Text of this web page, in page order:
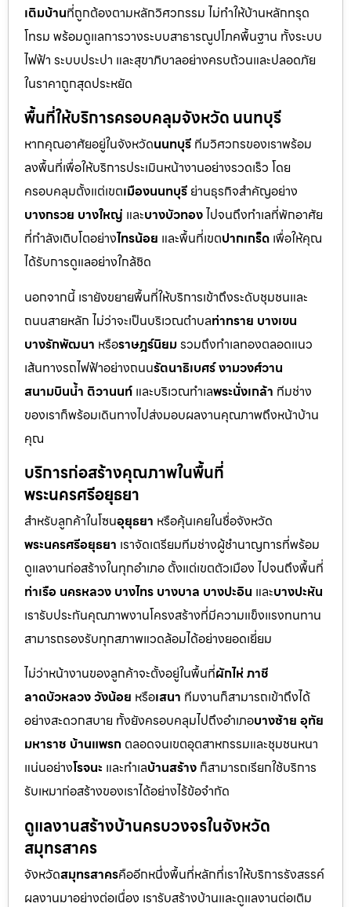
เติมบ้านที่ถูกต้องตามหลักวิศวกรรม ไม่ทำให้บ้านหลักทรุด
โทรม พร้อมดูแลการวางระบบสาธารณูปโภคพื้นฐาน ทั้งระบบ
ไฟฟ้า ระบบประปา และสุขาภิบาลอย่างครบถ้วนและปลอดภัย
ในราคาถูกสุดประหยัด
พื้นที่ให้บริการครอบคลุมจังหวัด นนทบุรี
หากคุณอาศัยอยู่ในจังหวัดนนทบุรี ทีมวิศวกรของเราพร้อม
ลงพื้นที่เพื่อให้บริการประเมินหน้างานอย่างรวดเร็ว โดย
ครอบคลุมตั้งแต่เขตเมืองนนทบุรี ย่านธุรกิจสำคัญอย่าง
บางกรวย บางใหญ่ และบางบัวทองไปจนถึงทำเลที่พักอาศัย
ที่กำลังเติบโตอย่างไทรน้อย และพื้นที่เขตปากเกร็ด เพื่อให้คุณ
ได้รับการดูแลอย่างใกล้ชิด
นอกจากนี้ เรายังขยายพื้นที่ให้บริการเข้าถึงระดับชุมชนและ
ถนนสายหลัก ไม่ว่าจะเป็นบริเวณตำบลท่าทราย บางเขน
บางรักพัฒนา หรือราษฎร์นิยมรวมถึงทำเลทองตลอดแนว
เส้นทางรถไฟฟ้าอย่างถนนรัตนาธิเบศร์ งามวงศ์วาน
สนามบินน้ำ ติวานนท์ และบริเวณทำเลพระนั่งเกล้า ทีมช่าง
ของเราก็พร้อมเดินทางไปส่งมอบผลงานคุณภาพถึงหน้าบ้าน
คุณ
บริการก่อสร้างคุณภาพในพื้นที่
พระนครศรีอยุธยา
สำหรับลูกค้าในโซนอุยุธยา หรือคุ้นเคยในชื่อจังหวัด
พระนครศรีอยุธยา เราจัดเตรียมทีมช่างผู้ชำนาญการที่พร้อม
ดูแลงานก่อสร้างในทุกอำเภอ ตั้งแต่เขตตัวเมือง ไปจนถึงพื้นที่
ท่าเรือ นครหลวง บางไทร บางบาล บางปะอิน และบางปะหัน
เรารับประกันคุณภาพงานโครงสร้างที่มีความแข็งแรงทนทาน
สามารถรองรับทุกสภาพแวดล้อมได้อย่างยอดเยี่ยม
ไม่ว่าหน้างานของลูกค้าจะตั้งอยู่ในพื้นที่ผักไห่ ภาชี
ลาดบัวหลวง วังน้อย หรือเสนา ทีมงานก็สามารถเข้าถึงได้
อย่างสะดวกสบาย ทั้งยังครอบคลุมไปถึงอำเภอบางซ้าย อุทัย
มหาราช บ้านแพรก ตลอดจนเขตอุตสาหกรรมและชุมชนหนา
แน่นอย่างโรจนะ และทำเลบ้านสร้าง ก็สามารถเรียกใช้บริการ
รับเหมาก่อสร้างของเราได้อย่างไร้ข้อจำกัด
ดูแลงานสร้างบ้านครบวงจรในจังหวัด
สมุทรสาคร
จังหวัดสมุทรสาครคืออีกหนึ่งพื้นที่หลักที่เราให้บริการรังสรรค์
ผลงานมาอย่างต่อเนื่อง เรารับสร้างบ้านและดูแลงานต่อเติม